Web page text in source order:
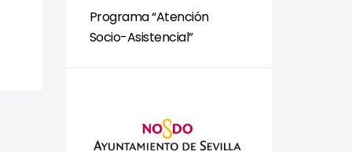
Programa “Atención
Socio-Asistencial”